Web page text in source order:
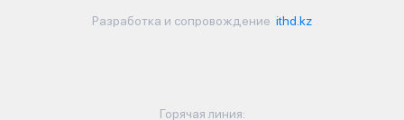
Разработка и сопровождение ithd.kz
Горячая линия: